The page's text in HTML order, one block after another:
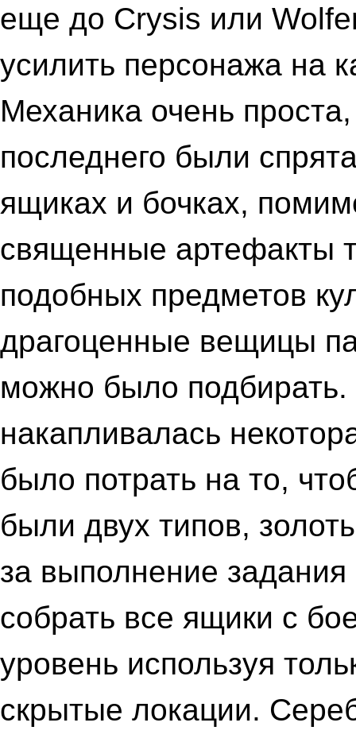
еще до Crysis или
усилить персонажа на
Механика очень
последнего были
ящиках и бочках,
священные артефакты
подобных предметов
драгоценные вещицы
можно было подбирать.
накапливалась
было потрать на то,
были двух типов,
за выполнение
собрать все ящики с
уровень используя
скрытые локации.